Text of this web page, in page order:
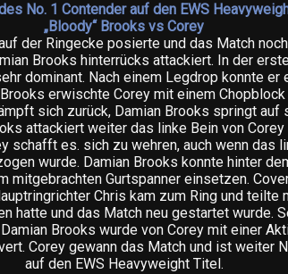
No. 1 Contender auf den EWS
„Bloody“ Brooks vs Corey
der Ringecke posierte und das Match
Brooks hinterrücks attackiert. In der
dominant. Nach einem Legdrop konnte er
erwischte Corey mit einem
sich zurück, Damian Brooks springt auf
attackiert weiter das linke Bein von Corey
schafft es. sich zu wehren, auch wenn das
wurde. Damian Brooks konnte hinter
mitgebrachten Gurtspanner einsetzen.
Chris kam zum Ring und teilte
hatte und das Match neu gestartet wurde.
Brooks wurde von Corey mit einer
Corey gewann das Match und ist weiter
auf den EWS Heavyweight Titel.